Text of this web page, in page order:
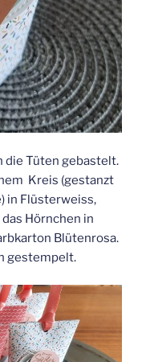
die Tüten gebastelt.
Kreis (gestanzt
in Flüsterweiss,
Hörnchen in
Blütenrosa.
gestempelt.